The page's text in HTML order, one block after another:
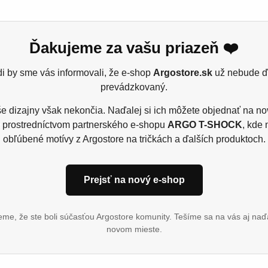
s naším Vtipným fastfood tričkom! Tento
fastfoodové pochúťky, no s vtipným a originálnym
pizze, hranolčekov alebo iných rýchlych jedál, toto tričko
viskóza, single jers
Ďakujeme za vašu priazeň ❤️
by sme vás informovali, že e-shop Argostore.sk už nebude
prevádzkovaný.
dizajny však nekončia. Naďalej si ich môžete objednať na
prostredníctvom partnerského e-shopu ARGO T-SHOCK, kde
obľúbené motívy z Argostore na tričkách a ďalších produktoch.
Prejsť na nový e-shop
že ste boli súčasťou Argostore komunity. Tešíme sa na vás aj
novom mieste.